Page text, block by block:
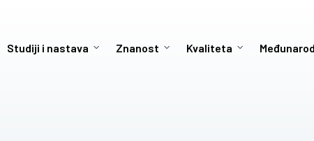
Studiji i nastava Znanost Kvaliteta